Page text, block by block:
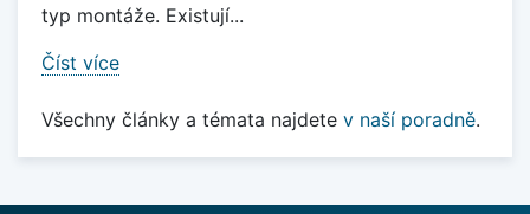
typ montáže. Existují...
Číst více
Všechny články a témata najdete v naší poradně.